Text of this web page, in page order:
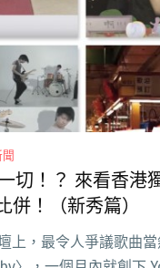
切！？ 來看香港
併！（新秀篇）
上，最令人爭議歌曲當